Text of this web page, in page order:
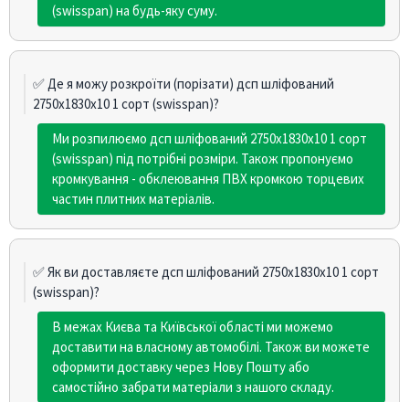
(swisspan) на будь-яку суму.
✅ Де я можу розкроїти (порізати) дсп шліфований
2750х1830х10 1 сорт (swisspan)?
Ми розпилюємо дсп шліфований 2750х1830х10 1 сорт
(swisspan) під потрібні розміри. Також пропонуємо
кромкування - обклеювання ПВХ кромкою торцевих
частин плитних матеріалів.
✅ Як ви доставляєте дсп шліфований 2750х1830х10 1 сорт
(swisspan)?
В межах Києва та Київської області ми можемо
доставити на власному автомобілі. Також ви можете
оформити доставку через Нову Пошту або
самостійно забрати матеріали з нашого складу.